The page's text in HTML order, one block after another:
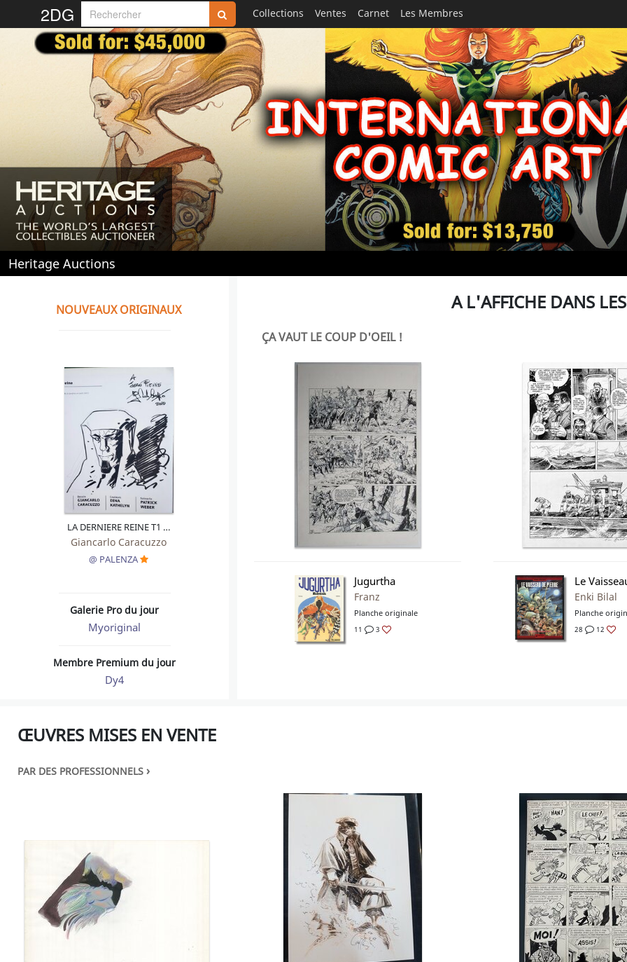
2DG Collections Ventes Carnet Les Membres
Heritage Auctions
NOUVEAUX ORIGINAUX
LA DERNIERE REINE T1 LE COBRA DU NIL
Giancarlo Caracuzzo
@ PALENZA
Galerie Pro du jour
Myoriginal
Membre Premium du jour
Dy4
A L'AFFICHE DANS
ÇA VAUT LE COUP D'OEIL !
Jugurtha
Franz
Planche originale
11 3
Le
Enki Bilal
Planche
28 12
ŒUVRES MISES EN VENTE
PAR DES PROFESSIONNELS ›